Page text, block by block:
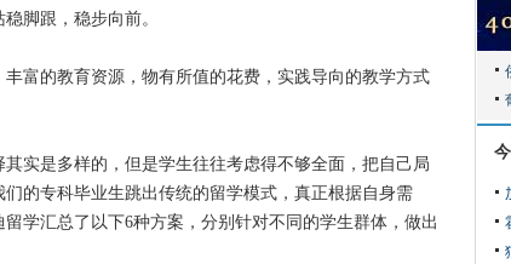
脚跟，稳步向前。
的教育资源，物有所值的花费，实践导向的教学方式
是多样的，但是学生往往考虑得不够全面，把自己局
的专科毕业生跳出传统的留学模式，真正根据自身需
学汇总了以下6种方案，分别针对不同的学生群体，做出